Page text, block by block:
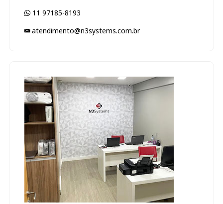
11 97185-8193
atendimento@n3systems.com.br